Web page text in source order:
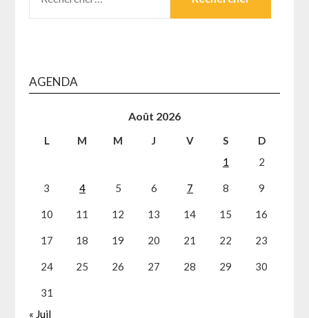
AGENDA
Août 2026
L M M J V S
D
1
2
3 4 5 6 7 8 9
10 11 12 13 14 15 16
17 18 19 20 21 22 23
24 25 26 27 28 29 30
31
« Juil